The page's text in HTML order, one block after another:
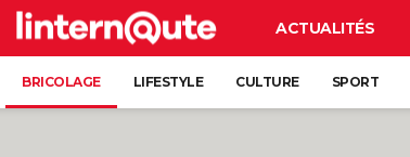
ACTUALITÉS
BRICOLAGE LIFESTYLE CULTURE SPORT